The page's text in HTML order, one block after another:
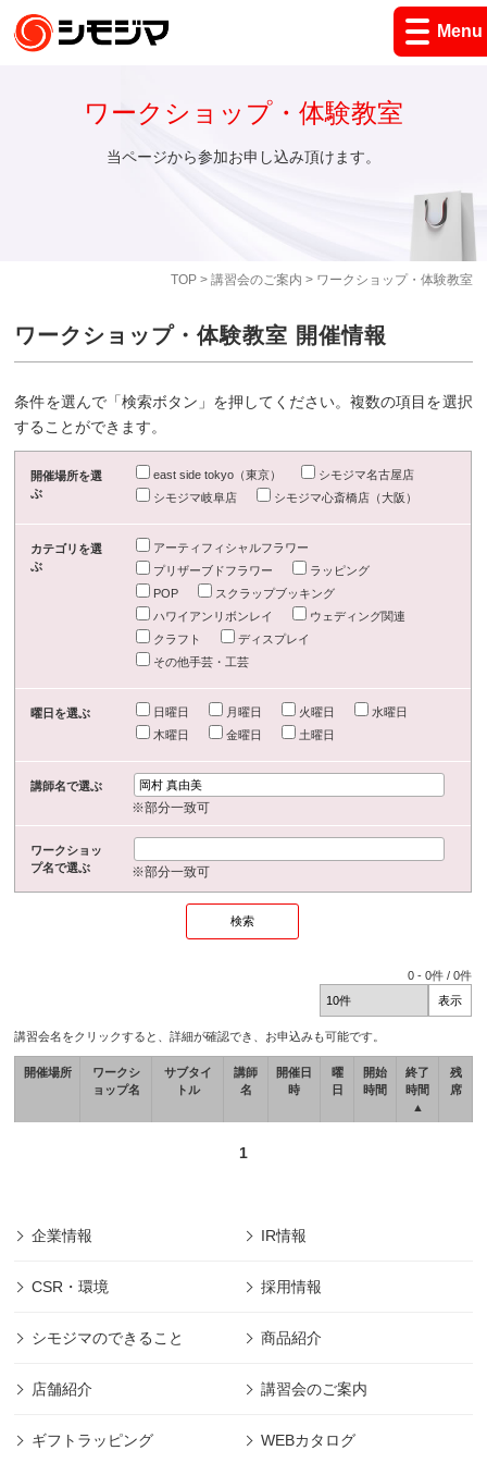
Menu
TOP> 講習会のご案内 > ワークショップ・体験教室
ワークショップ・体験教室
当ページから参加お申し込み頂けます。
ワークショップ・体験教室 開催情報
条件を選んで「検索ボタン」を押してください。複数の項目を選択
することができます。
開催場所を選
ぶ
east side tokyo（東京）
シモジマ名古屋店
シモジマ岐阜店
シモジマ心斎橋店（大阪）
カテゴリを選
ぶ
アーティフィシャルフラワー
プリザーブドフラワー
ラッピング
POP
スクラップブッキング
ハワイアンリボンレイ
ウェディング関連
クラフト
ディスプレイ
その他手芸・工芸
曜日を選ぶ 日曜日 月曜日 火曜日
水曜日
木曜日
金曜日 土曜日
講師名で選ぶ
※部分一致可
ワークショッ
プ名で選ぶ
※部分一致可
0 -0件 /0件
講習会名をクリックすると、詳細が確認でき、お申込みも可能です。
開催場所
ワークシ
ョップ名
サブタイ
トル
講師
名
開催日
時
曜
日
開始
時間
終了
時間
▲
残
席
1
企業情報 IR情報
CSR・環境 採用情報
シモジマのできること 商品紹介
店舗紹介 講習会のご案内
ギフトラッピング WEBカタログ